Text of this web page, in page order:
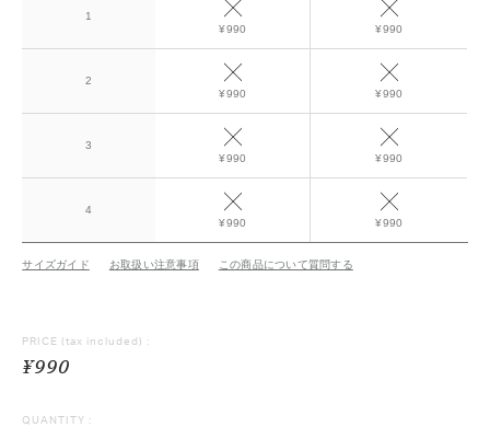
1
¥990
¥990
2
¥990
¥990
3
¥990
¥990
4
¥990
¥990
サイズガイド お取扱い注意事項 この商品について質問する
PRICE (tax included) :
¥990
QUANTITY :